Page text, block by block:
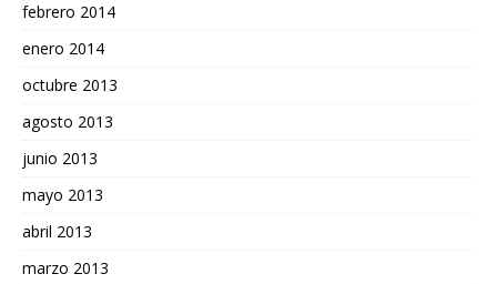
febrero 2014
enero 2014
octubre 2013
agosto 2013
junio 2013
mayo 2013
abril 2013
marzo 2013